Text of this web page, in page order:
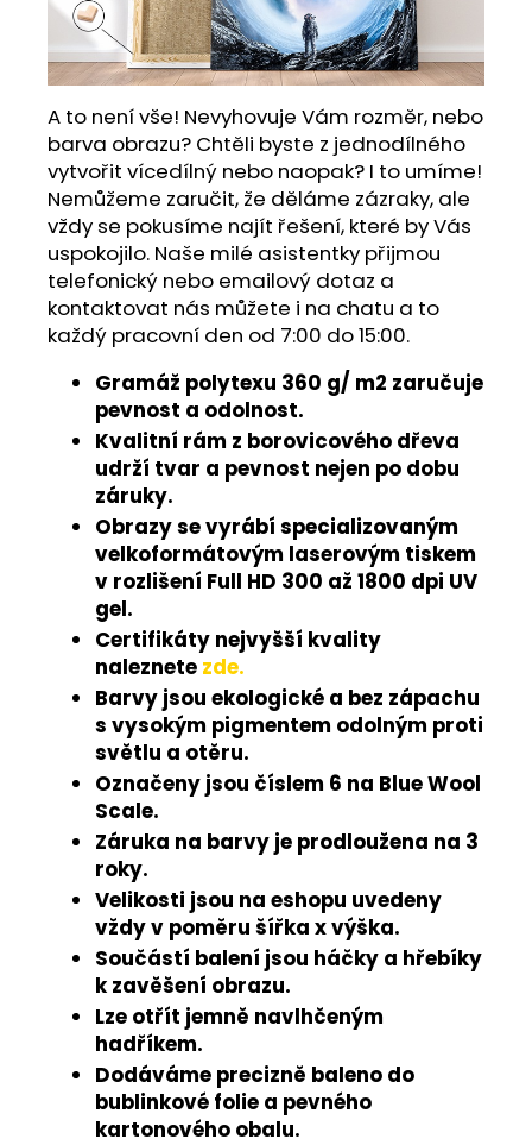
A to není vše! Nevyhovuje Vám rozměr, nebo
barva obrazu? Chtěli byste z jednodílného
vytvořit vícedílný nebo naopak? I to umíme!
Nemůžeme zaručit, že děláme zázraky, ale
vždy se pokusíme najít řešení, které by Vás
uspokojilo. Naše milé asistentky přijmou
telefonický nebo emailový dotaz a
kontaktovat nás můžete i na chatu a to
každý pracovní den od 7:00 do 15:00.
Gramáž polytexu 360 g/ m2 zaručuje
pevnost a odolnost.
Kvalitní rám z borovicového dřeva
udrží tvar a pevnost nejen po dobu
záruky.
Obrazy se vyrábí specializovaným
velkoformátovým laserovým tiskem
v rozlišení Full HD 300 až 1800 dpi UV
gel.
Certifikáty nejvyšší kvality
naleznete zde.
Barvy jsou ekologické a bez zápachu
s vysokým pigmentem odolným proti
světlu a otěru.
Označeny jsou číslem 6 na Blue Wool
Scale.
Záruka na barvy je prodloužena na 3
roky.
Velikosti jsou na eshopu uvedeny
vždy v poměru šířka x výška.
Součástí balení jsou háčky a hřebíky
k zavěšení obrazu.
Lze otřít jemně navlhčeným
hadříkem.
Dodáváme precizně baleno do
bublinkové folie a pevného
kartonového obalu.